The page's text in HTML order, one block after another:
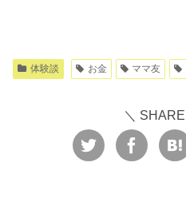
体験談 お金 ママ友
＼